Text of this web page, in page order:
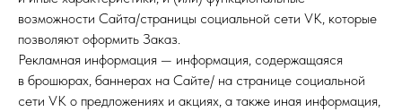
возможности Сайта/страницы социальной сети VK, которые
позволяют оформить Заказ.
Рекламная информация — информация, содержащаяся
в брошюрах, баннерах на Сайте/ на странице социальной
сети VK о предложениях и акциях, а также иная информация,